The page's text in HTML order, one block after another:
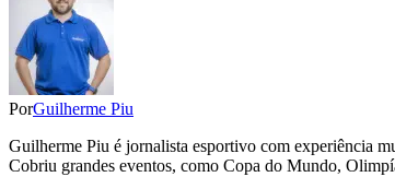
PorGuilherme Piu
Guilherme Piu é jornalista esportivo com experiência
Cobriu grandes eventos, como Copa do Mundo,